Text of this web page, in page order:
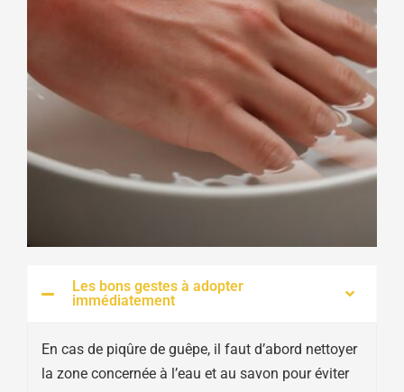
Les bons gestes à adopter
immédiatement
En cas de piqûre de guêpe, il faut d’abord nettoyer
la zone concernée à l’eau et au savon pour éviter